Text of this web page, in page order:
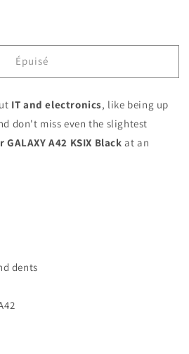
Épuisé
IT and electronics, like being up
don't miss even the slightest
A42 KSIX Black at an
dents